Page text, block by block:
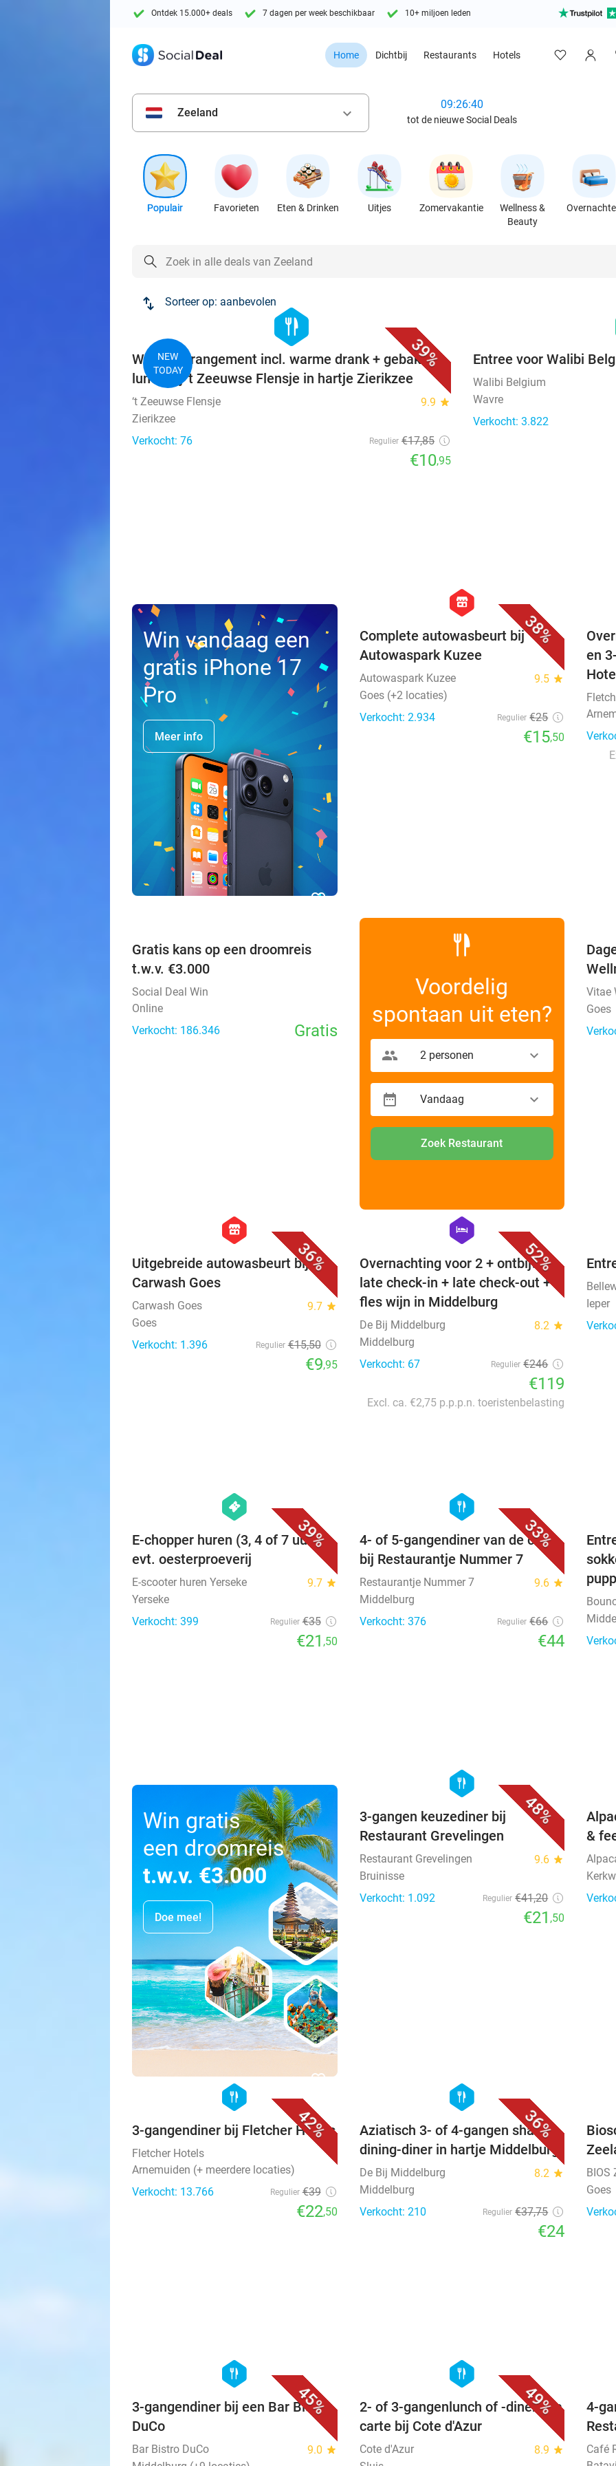
Ontdek 15.000+ deals 7 dagen per week beschikbaar 10+ miljoen leden
Home Dichtbij Restaurants Hotels
Zeeland keyboard_arrow_down
09:26:38
tot de nieuwe Social Deals
Populair Favorieten Eten & Drinken Uitjes Zomervakantie
Wellness &
Beauty
Sorteer op: aanbevolen
39%
NEW
TODAY
hexagon
food
Wandelarrangement incl. warme drank + gebak +
lunch bij 't Zeeuwse Flensje in hartje Zierikzee
‘t Zeeuwse Flensje 9.9 star
Zierikzee
Verkocht: 76
Regulier €17,85
€10,95
Entree voor Walibi
Walibi Belgium
Wavre
Verkocht: 3.822
Win vandaag een
gratis iPhone 17
Pro
Meer info
38%
hexagon
store
Complete autowasbeurt bij
Autowaspark Kuzee
Autowaspark Kuzee 9.5 star
Goes (+2 locaties)
Verkocht: 2.934
Regulier €25
€15,50
en
favorite_border
Gratis kans op een droomreis
t.w.v. €3.000
Social Deal Win
Online
Verkocht: 186.346
Gratis
Voordelig
spontaan uit eten?
2 personen
Vandaag
Zoek Restaurant
Vitae
Goes
36%
hexagon
store
Uitgebreide autowasbeurt bij
Carwash Goes
Carwash Goes 9.7 star
Goes
Verkocht: 1.396
Regulier €15,50
€9,95
52%
favorite_border
hexagon
hotel
Overnachting voor 2 + ontbijt +
late check-in + late check-out +
fles wijn in Middelburg
De Bij Middelburg 8.2 star
Middelburg
Verkocht: 67
Regulier €246
€119
Excl. ca. €2,75 p.p.p.n. toeristenbelasting
Ieper
39%
hexagon
events
E-chopper huren (3, 4 of 7 uur) +
evt. oesterproeverij
E-scooter huren Yerseke 9.7 star
Yerseke
Verkocht: 399
Regulier €35
€21 ,50
33%
hexagon
food
4- of 5-gangendiner van de chef
bij Restaurantje Nummer 7
Restaurantje Nummer 7 9.6 star
Middelburg
Verkocht: 376
Regulier €66
€44
Win gratis
een droomreis
t.w.v. €3.000
Doe mee!
48%
hexagon
food
3-gangen keuzediner bij
Restaurant Grevelingen
Restaurant Grevelingen 9.6 star
Bruinisse
Verkocht: 1.092
Regulier €41,20
€21,50
&
42%
favorite_border
hexagon
food
3-gangendiner bij Fletcher Hotels
Fletcher Hotels
Arnemuiden (+ meerdere locaties)
Verkocht: 13.766
Regulier €39
€22,50
36%
hexagon
food
Aziatisch 3- of 4-gangen shared
dining-diner in hartje Middelburg
De Bij Middelburg 8.2 star
Middelburg
Verkocht: 210
Regulier €37,75
€24
BIOS
Goes
45%
hexagon
food
3-gangendiner bij een Bar Bistro
DuCo
Bar Bistro DuCo 9.0 star
49%
hexagon
food
2- of 3-gangenlunch of -diner à la
carte bij Cote d'Azur
Cote d'Azur 8.9 star
4-
Café